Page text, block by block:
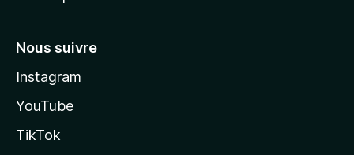
Nous suivre
Instagram
YouTube
TikTok